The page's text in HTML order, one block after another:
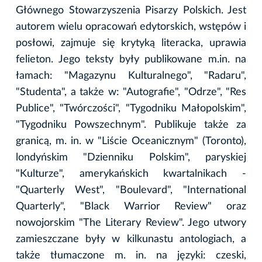
Głównego Stowarzyszenia Pisarzy Polskich. Jest
autorem wielu opracowań edytorskich, wstępów i
posłowi, zajmuje się krytyką literacka, uprawia
felieton. Jego teksty były publikowane m.in. na
łamach: "Magazynu Kulturalnego", "Radaru",
"Studenta", a także w: "Autografie", "Odrze", "Res
Publice", "Twórczości", "Tygodniku Małopolskim",
"Tygodniku Powszechnym". Publikuje także za
granicą, m. in. w "Liście Oceanicznym" (Toronto),
londyńskim "Dzienniku Polskim", paryskiej
"Kulturze", amerykańskich kwartalnikach -
"Quarterly West", "Boulevard", "International
Quarterly", "Black Warrior Review" oraz
nowojorskim "The Literary Review". Jego utwory
zamieszczane były w kilkunastu antologiach, a
także tłumaczone m. in. na języki: czeski,